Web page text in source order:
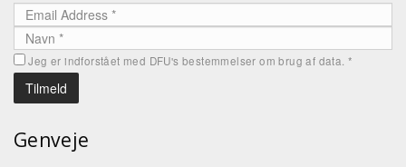
Jeg er indforstået med DFU's bestemmelser om brug af data.*
Genveje